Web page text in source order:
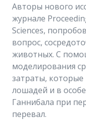
Авторы нового
журнале
Sciences,
вопрос,
животных. С
моделирования
затраты, которые
лошадей и в
Ганнибала при
перевал.